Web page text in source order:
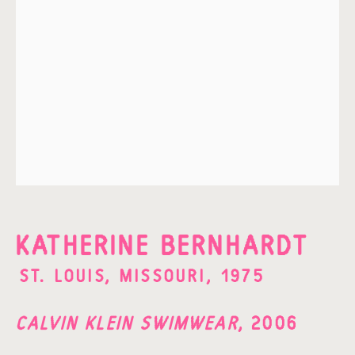
Fundación Amparo y Manuel.
Campestre,Álvaro Obregón,
KATHERINE BERNHARDT
ST. LOUIS, MISSOURI,1975
CALVIN KLEIN SWIMWEAR, 2006